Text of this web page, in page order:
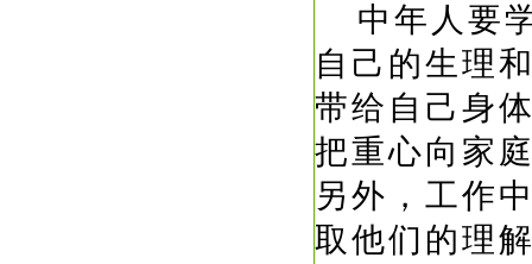
中年人要
自己的生理
带给自己身
把重心向家
另外，工作
取他们的理